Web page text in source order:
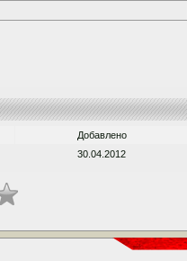
Добавлено
30.04.2012